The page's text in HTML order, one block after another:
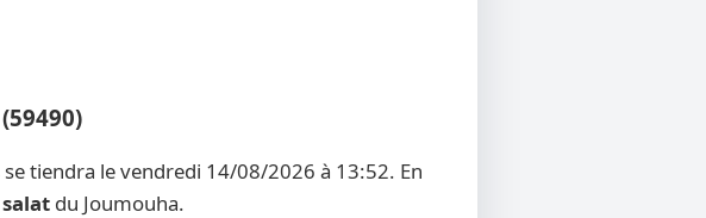
tiendra le vendredi 14/08/2026 à 13:52. En
salat du Joumouha.